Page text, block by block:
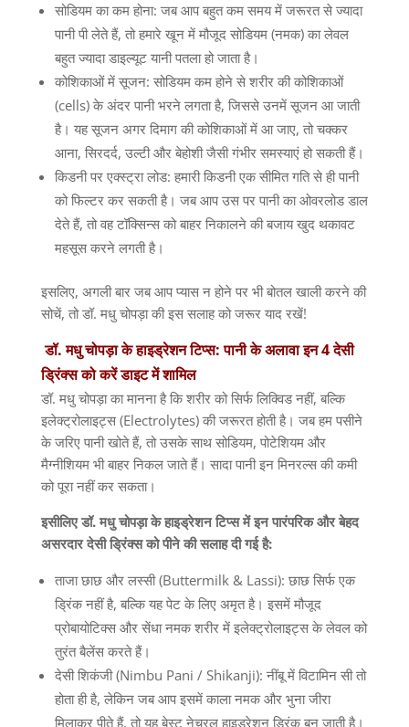
सोडियम का कम होना: जब आप बहुत कम समय में जरूरत से ज्यादा
पानी पी लेते हैं, तो हमारे खून में मौजूद सोडियम (नमक) का लेवल
बहुत ज्यादा डाइल्यूट यानी पतला हो जाता है।
कोशिकाओं में सूजन: सोडियम कम होने से शरीर की कोशिकाओं
(cells) के अंदर पानी भरने लगता है, जिससे उनमें सूजन आ जाती
है। यह सूजन अगर दिमाग की कोशिकाओं में आ जाए, तो चक्कर
आना, सिरदर्द, उल्टी और बेहोशी जैसी गंभीर समस्याएं हो सकती हैं।
किडनी पर एक्स्ट्रा लोड: हमारी किडनी एक सीमित गति से ही पानी
को फिल्टर कर सकती है। जब आप उस पर पानी का ओवरलोड डाल
देते हैं, तो वह टॉक्सिन्स को बाहर निकालने की बजाय खुद थकावट
महसूस करने लगती है।
इसलिए, अगली बार जब आप प्यास न होने पर भी बोतल खाली करने की
सोचें, तो डॉ. मधु चोपड़ा की इस सलाह को जरूर याद रखें!
डॉ. मधु चोपड़ा के हाइड्रेशन टिप्स: पानी के अलावा इन 4 देसी
ड्रिंक्स को करें डाइट में शामिल
डॉ. मधु चोपड़ा का मानना है कि शरीर को सिर्फ लिक्विड नहीं, बल्कि
इलेक्ट्रोलाइट्स (Electrolytes) की जरूरत होती है। जब हम पसीने
के जरिए पानी खोते हैं, तो उसके साथ सोडियम, पोटेशियम और
मैग्नीशियम भी बाहर निकल जाते हैं। सादा पानी इन मिनरल्स की कमी
को पूरा नहीं कर सकता।
इसीलिए डॉ. मधु चोपड़ा के हाइड्रेशन टिप्स में इन पारंपरिक और बेहद
असरदार देसी ड्रिंक्स को पीने की सलाह दी गई है:
ताजा छाछ और लस्सी (Buttermilk & Lassi): छाछ सिर्फ एक
ड्रिंक नहीं है, बल्कि यह पेट के लिए अमृत है। इसमें मौजूद
प्रोबायोटिक्स और सेंधा नमक शरीर में इलेक्ट्रोलाइट्स के लेवल को
तुरंत बैलेंस करते हैं।
देसी शिकंजी (Nimbu Pani / Shikanji): नींबू में विटामिन सी तो
होता ही है, लेकिन जब आप इसमें काला नमक और भुना जीरा
मिलाकर पीते हैं, तो यह बेस्ट नेचुरल हाइड्रेशन ड्रिंक बन जाती है।